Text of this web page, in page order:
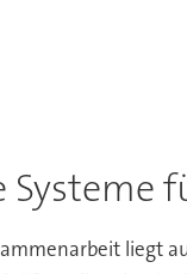
liegt